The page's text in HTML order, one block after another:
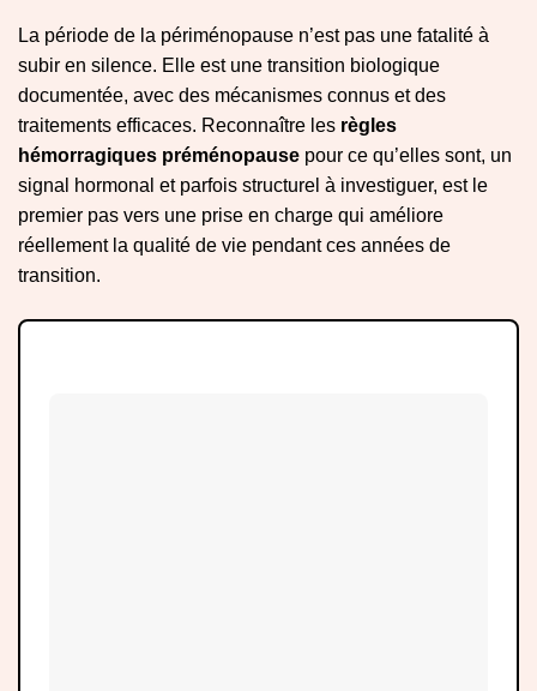
La période de la périménopause n’est pas une fatalité à
subir en silence. Elle est une transition biologique
documentée, avec des mécanismes connus et des
traitements efficaces. Reconnaître les règles
hémorragiques préménopause pour ce qu’elles sont, un
signal hormonal et parfois structurel à investiguer, est le
premier pas vers une prise en charge qui améliore
réellement la qualité de vie pendant ces années de
transition.